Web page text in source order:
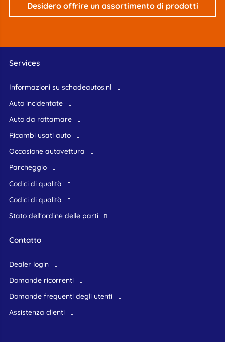
Desidero offrire un assortimento di prodotti
Services
Informazioni su schadeautos.nl
Auto incidentate
Auto da rottamare
Ricambi usati auto
occasione autovettura
Parcheggio
Codici di qualità
Codici di qualità
Stato dell'ordine delle parti
Contatto
dealer login
domande ricorrenti
domande frequenti degli utenti
assistenza clienti